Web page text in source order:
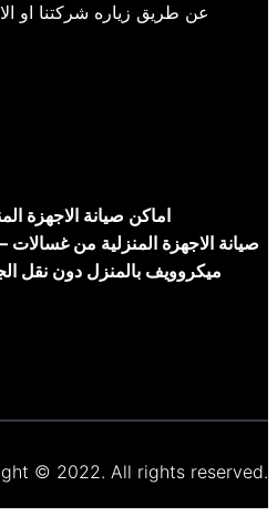
عن طريق زياره شركتنا او
اماكن صيانة الاجهزة
صيانة الاجهزة المنزلية من
ميكروويف بالمنزل دون نقل
© 2022. All rights reserved.